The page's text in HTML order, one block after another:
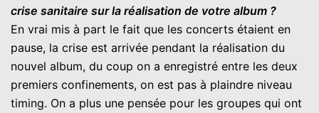
crise sanitaire sur la réalisation de votre album ?
En vrai mis à part le fait que les concerts étaient en
pause, la crise est arrivée pendant la réalisation du
nouvel album, du coup on a enregistré entre les deux
premiers confinements, on est pas à plaindre niveau
timing. On a plus une pensée pour les groupes qui ont